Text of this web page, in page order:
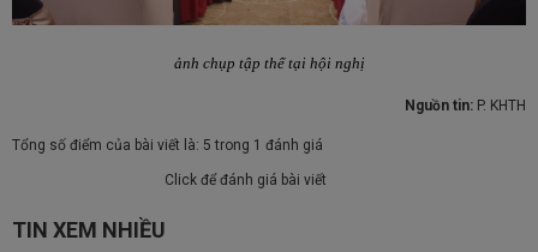
ảnh chụp tập thể tại hội nghị
Nguồn tin: P. KHTH
Tổng số điểm của bài viết là: 5 trong 1 đánh giá
Click để đánh giá bài viết
TIN XEM NHIỀU